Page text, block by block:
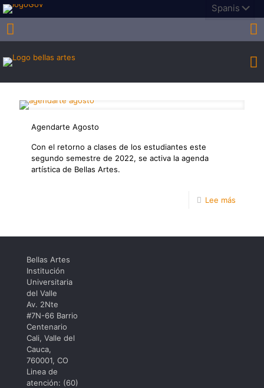
Agendarte Agosto
Con el retorno a clases de los estudiantes este
segundo semestre de 2022, se activa la agenda
artística de Bellas Artes.
Lee más
Agosto
Bellas Artes
Institución
Universitaria
del Valle
Av. 2Nte
#7N-66 Barrio
Centenario
Cali, Valle del
Cauca,
760001, CO
Linea de
atención: (60)